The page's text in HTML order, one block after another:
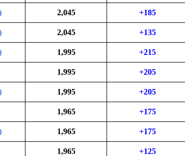
2,045 +185
2,045 +135
1,995 +215
1,995 +205
1,995 +205
1,965 +175
1,965 +175
1,965 +125